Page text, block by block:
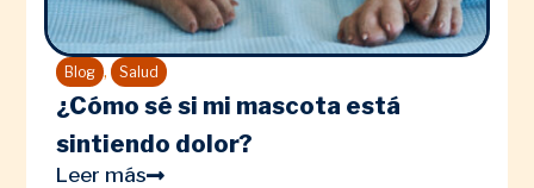
Blog , Salud
¿Cómo sé si mi mascota está
sintiendo dolor?
Leer más